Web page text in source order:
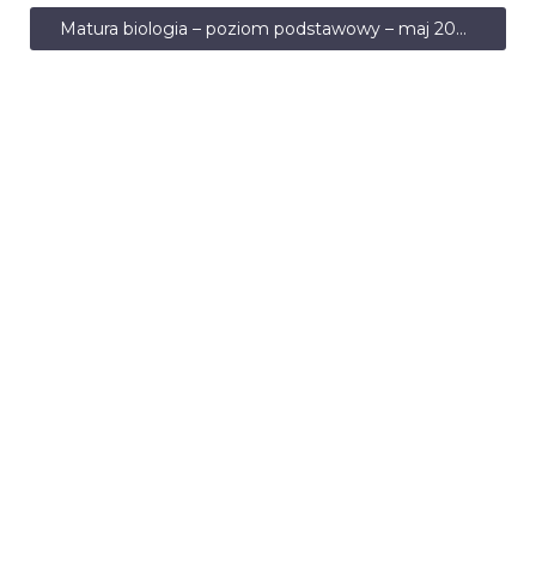
Matura biologia – poziom podstawowy – maj 2005 – odpowiedzi